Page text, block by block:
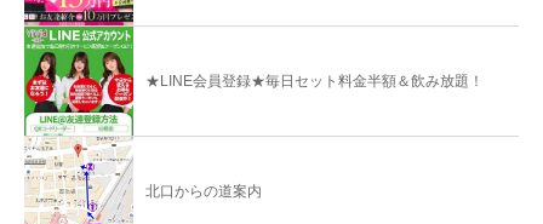
★LINE会員登録★毎日セット料金半額＆飲み放題！
北口からの道案内